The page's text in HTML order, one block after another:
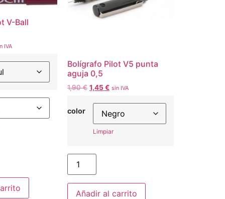
V-Ball
IVA
Bolígrafo Pilot V5 punta
aguja 0,5
1,90€ 1,45€ sin IVA
color
Limpiar
Añadir al carrito